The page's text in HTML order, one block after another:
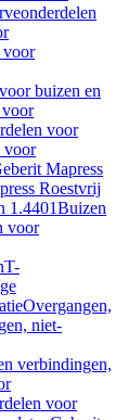
voor
buizen en
voor
voor
Mapress
Roestvrij
1.4401Buizen
voor
T-
Overgangen,
niet-
verbindingen,
voor